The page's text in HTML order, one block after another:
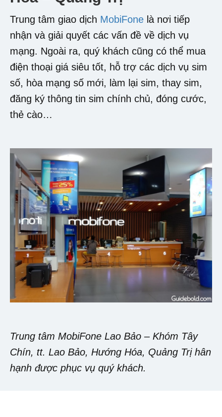
Trung tâm giao dịch MobiFone là nơi tiếp
nhận và giải quyết các vấn đề về dịch vụ
mạng. Ngoài ra, quý khách cũng có thể mua
điện thoại giá siêu tốt, hỗ trợ các dịch vụ sim
số, hòa mạng số mới, làm lại sim, thay sim,
đăng ký thông tin sim chính chủ, đóng cước,
thẻ cào…
Trung tâm MobiFone Lao Bảo – Khóm Tây
Chín, tt. Lao Bảo, Hướng Hóa, Quảng Trị hân
hạnh được phục vụ quý khách.